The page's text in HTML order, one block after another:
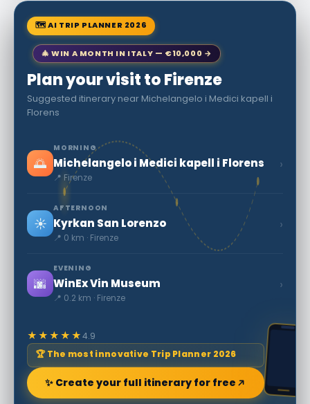
🗺 AI TRIP PLANNER 2026
🎄 WIN A MONTH IN ITALY — €10,000 →
Plan your visit to Firenze
Suggested itinerary near Michelangelo i Medici kapell i
Florens
🌅
MORNING
Michelangelo i Medici kapell i Florens
📍 Firenze
›
☀️
AFTERNOON
Kyrkan San Lorenzo
📍 0 km · Firenze
›
🌆
EVENING
WinEx Vin Museum
📍 0.2 km · Firenze
›
★★★★★4.9
🏆 The most innovative Trip Planner 2026
✨ Create your full itinerary for free